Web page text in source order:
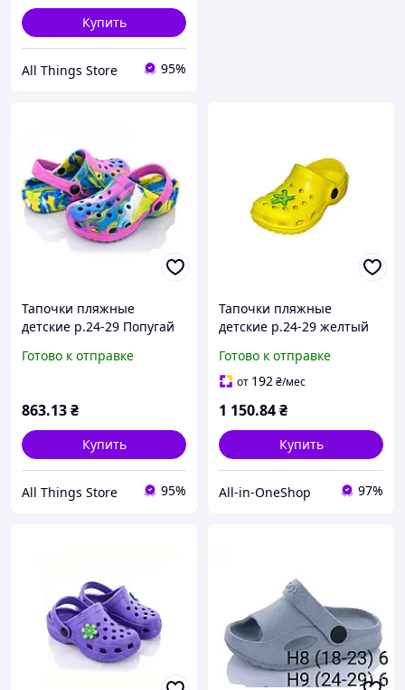
Купить
All Things Store 95%
Тапочки пляжные
детские р.24-29 Попугай
Готово к отправке
863.13₴
Купить
All Things Store 95%
Тапочки пляжные
детские р.24-29 желтый
Готово к отправке
от 192₴/мес
1 150.84₴
Купить
All-in-OneShop 97%